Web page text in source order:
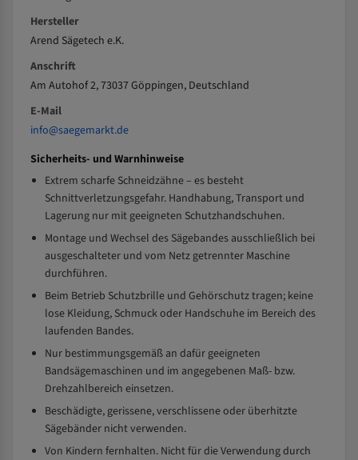
Hersteller
Arend Sägetech e.K.
Anschrift
Am Autohof 2, 73037 Göppingen, Deutschland
E-Mail
info@saegemarkt.de
Sicherheits- und Warnhinweise
Extrem scharfe Schneidzähne – es besteht
Schnittverletzungsgefahr. Handhabung, Transport und
Lagerung nur mit geeigneten Schutzhandschuhen.
Montage und Wechsel des Sägebandes ausschließlich bei
ausgeschalteter und vom Netz getrennter Maschine
durchführen.
Beim Betrieb Schutzbrille und Gehörschutz tragen; keine
lose Kleidung, Schmuck oder Handschuhe im Bereich des
laufenden Bandes.
Nur bestimmungsgemäß an dafür geeigneten
Bandsägemaschinen und im angegebenen Maß- bzw.
Drehzahlbereich einsetzen.
Beschädigte, gerissene, verschlissene oder überhitzte
Sägebänder nicht verwenden.
Von Kindern fernhalten. Nicht für die Verwendung durch